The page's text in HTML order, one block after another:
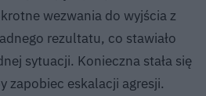
wezwania do wyjścia z
rezultatu, co stawiało
sytuacji. Konieczna stała się
zapobiec eskalacji agresji.